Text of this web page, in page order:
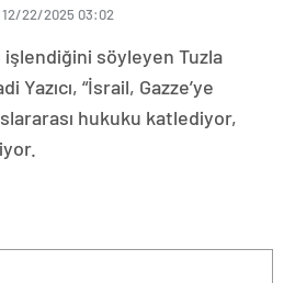
12/22/2025 03:02
işlendiğini söyleyen Tuzla
Yazıcı, “İsrail, Gazze’ye
hukuku katlediyor,